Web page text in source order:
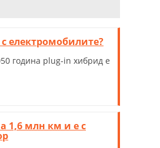
електромобилите?
година plug-in хибрид е
1,6 млн км и е с